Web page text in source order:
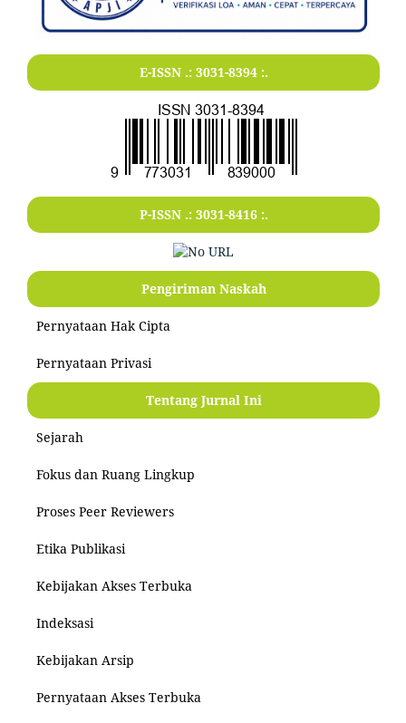
E-ISSN .: 3031-8394:.
P-ISSN .: 3031-8416:.
Pengiriman Naskah
Pernyataan Hak Cipta
Pernyataan Privasi
Tentang Jurnal Ini
Sejarah
Fokus dan Ruang Lingkup
Proses Peer Reviewers
Etika Publikasi
Kebijakan Akses Terbuka
Indeksasi
Kebijakan Arsip
Pernyataan Akses Terbuka